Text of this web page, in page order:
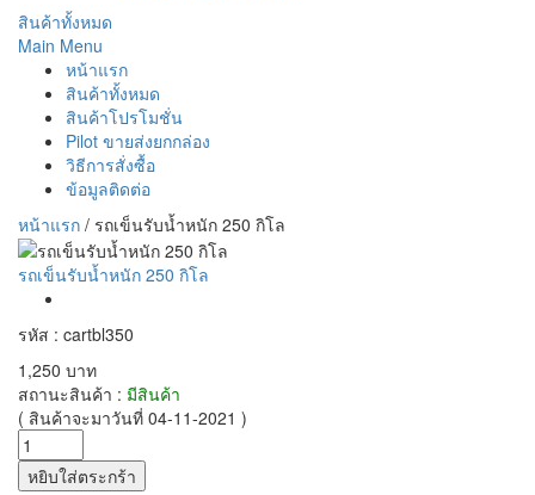
สินค้าทั้งหมด
Main Menu
หน้าแรก
สินค้าทั้งหมด
สินค้าโปรโมชั่น
Pilot ขายส่งยกกล่อง
วิธีการสั่งซื้อ
ข้อมูลติดต่อ
หน้าแรก / รถเข็นรับน้ำหนัก 250 กิโล
รถเข็นรับน้ำหนัก 250 กิโล
รหัส : cartbl350
1,250 บาท
สถานะสินค้า : มีสินค้า
( สินค้าจะมาวันที่ 04-11-2021 )